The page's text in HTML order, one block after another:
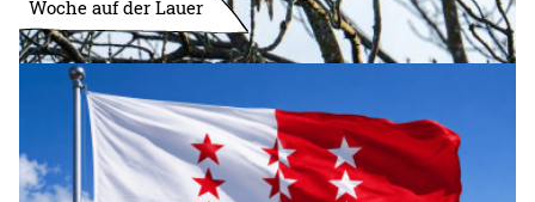
Woche auf der Lauer